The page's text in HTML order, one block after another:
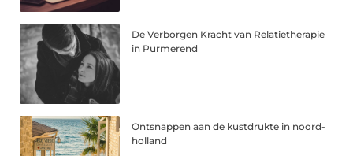
De Verborgen Kracht van Relatietherapie
in Purmerend
Ontsnappen aan de kustdrukte in noord-
holland